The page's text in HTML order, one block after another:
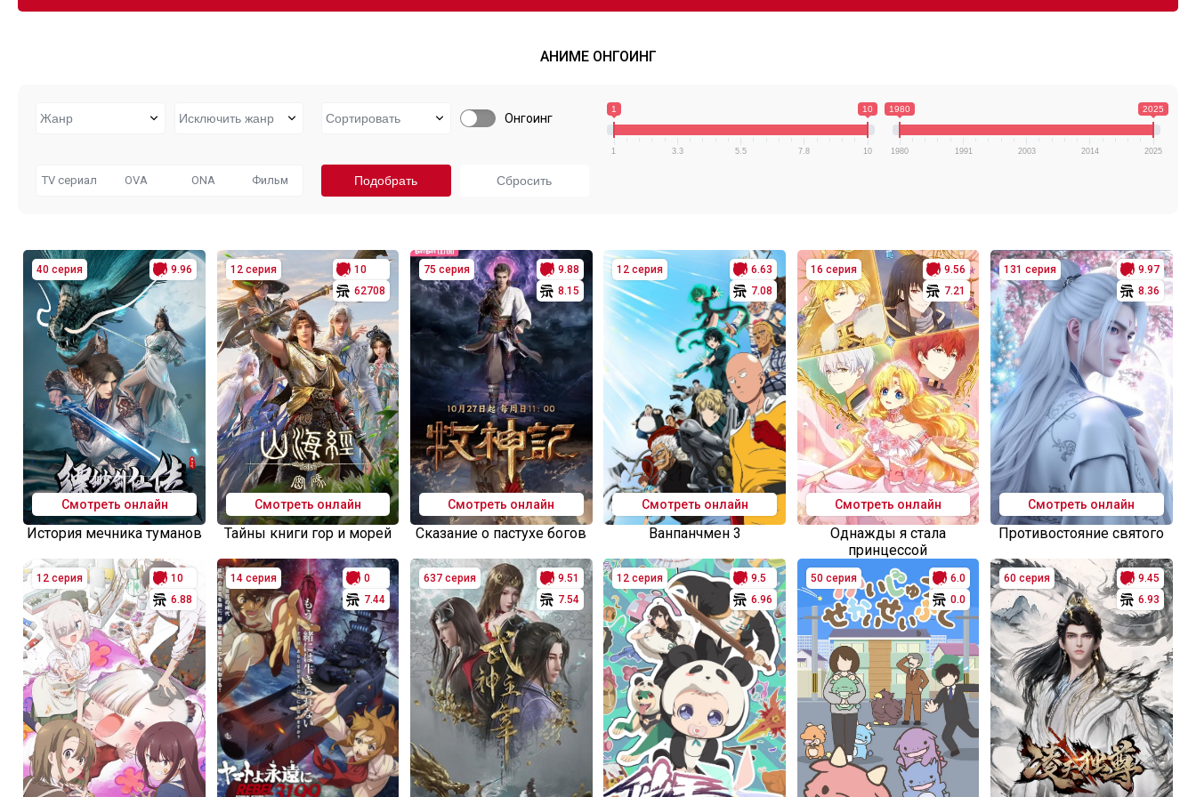
АНИМЕ ОНГОИНГ
Онгоинг
1 10
1 3.3 5.5 7.8 10
1980 2025
1980 1991 2003 2014 2025
TV сериал OVA ONA Фильм
40 серия 9.96
Смотреть онлайн
История мечника туманов
12 серия
10
62708
Смотреть онлайн
Тайны книги гор и морей
75 серия
9.88
8.15
Смотреть онлайн
Сказание о пастухе богов
12 серия
6.63
7.08
Смотреть онлайн
Ванпанчмен 3
16 серия
9.56
7.21
Смотреть онлайн
Однажды я стала
принцессой
131 серия
9.97
8.36
Смотреть онлайн
Противостояние святого
12 серия
10
6.88
14 серия
0
7.44
637 серия
9.51
7.54
12 серия
9.5
6.96
50 серия
6.0
0.0
60 серия
9.45
6.93